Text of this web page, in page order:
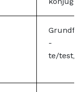
-
te/test/